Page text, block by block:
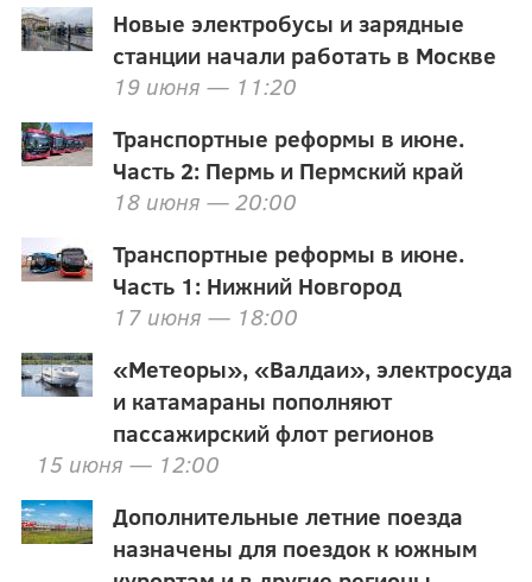
Новые электробусы и зарядные
станции начали работать в Москве
19 июня — 11:20
Транспортные реформы в июне.
Часть 2: Пермь и Пермский край
18 июня — 20:00
Транспортные реформы в июне.
Часть 1: Нижний Новгород
17 июня — 18:00
«Метеоры», «Валдаи», электросуда
и катамараны пополняют
пассажирский флот регионов
15 июня — 12:00
Дополнительные летние поезда
назначены для поездок к южным